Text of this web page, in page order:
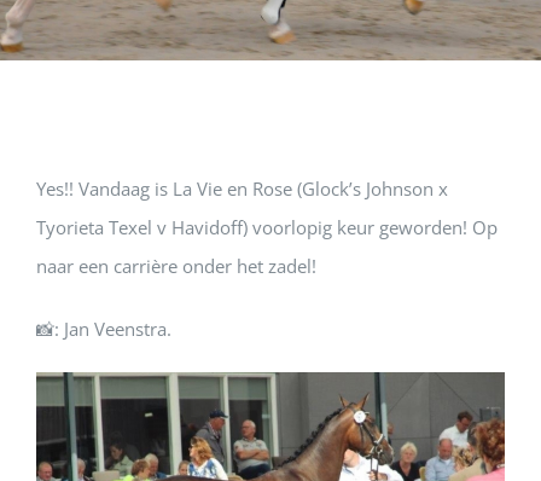
Yes!! Vandaag is La Vie en Rose (Glock’s Johnson x
Tyorieta Texel v Havidoff) voorlopig keur geworden! Op
naar een carrière onder het zadel!
📸: Jan Veenstra.